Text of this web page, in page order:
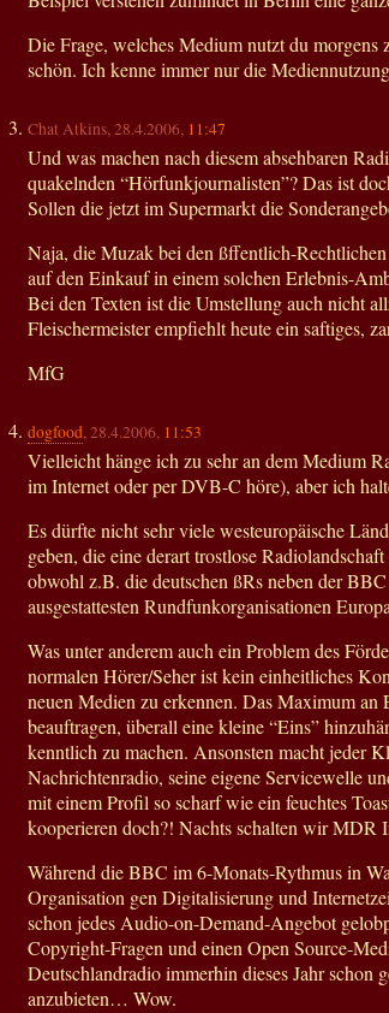
Die Frage, welches Medium nutzt du
schön. Ich kenne immer nur die
Chat Atkins, 28.4.2006, 11:47
Und was machen nach diesem absehbaren
quakelnden “Hörfunkjournalisten”? Das ist
Sollen die jetzt im Supermarkt die
Naja, die Muzak bei den ßffentlich-
auf den Einkauf in einem solchen Erlebnis-
Bei den Texten ist die Umstellung auch nicht
Fleischermeister empfiehlt heute ein saftiges,
MfG
dogfood, 28.4.2006, 11:53
Vielleicht hänge ich zu sehr an dem Medium
im Internet oder per DVB-C höre), aber ich
Es dürfte nicht sehr viele westeuropäische
geben, die eine derart trostlose
obwohl z.B. die deutschen ßRs neben der
ausgestattesten Rundfunkorganisationen
Was unter anderem auch ein Problem des
normalen Hörer/Seher ist kein einheitliches
neuen Medien zu erkennen. Das Maximum an
beauftragen, überall eine kleine “Eins”
kenntlich zu machen. Ansonsten macht jeder
Nachrichtenradio, seine eigene Servicewelle
mit einem Profil so scharf wie ein feuchtes
kooperieren doch?! Nachts schalten wir MDR
Während die BBC im 6-Monats-Rythmus in
Organisation gen Digitalisierung und
schon jedes Audio-on-Demand-Angebot
Copyright-Fragen und einen Open Source-
Deutschlandradio immerhin dieses Jahr schon
anzubieten… Wow.